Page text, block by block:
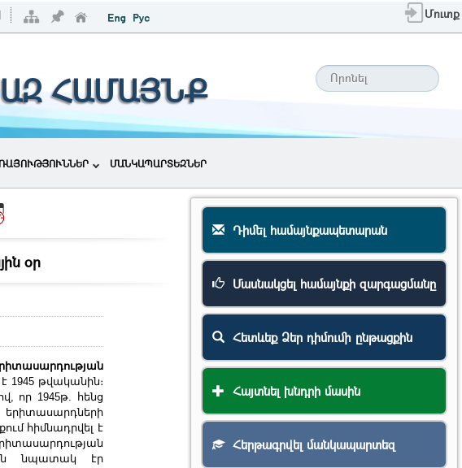
Մուտք
ՀԱՄԱՅՆՔ
ՄԱՆԿԱՊԱՐՏԵԶՆԵՐ
օր
1945 թվականին։
որ 1945թ. հենց
հիմնադրվել է
նպատակ էր
Դիմել համայնքապետարան
Մասնակցել համայնքի զարգացմանը
Հետևեք Ձեր դիմումի ընթացքին
Հայտնել խնդրի մասին
Հերթագրվել մանկապարտեզ